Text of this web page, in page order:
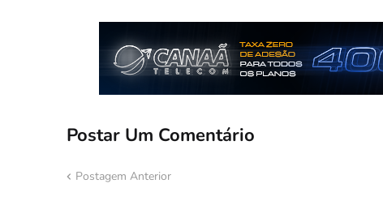
Postar Um Comentário
Postagem Anterior